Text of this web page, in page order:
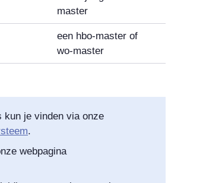
master
een hbo-master of
wo-master
kun je vinden via onze
.
webpagina